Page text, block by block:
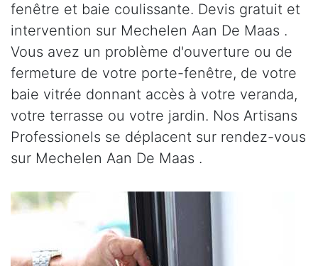
fenêtre et baie coulissante. Devis gratuit et
intervention sur Mechelen Aan De Maas .
Vous avez un problème d'ouverture ou de
fermeture de votre porte-fenêtre, de votre
baie vitrée donnant accès à votre veranda,
votre terrasse ou votre jardin. Nos Artisans
Professionels se déplacent sur rendez-vous
sur Mechelen Aan De Maas .